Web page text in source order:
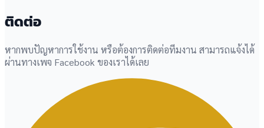
ติดต่อ
หากพบปัญหาการใช้งาน หรือต้องการติดต่อทีมงาน สามารถแจ้งได้
ผ่านทางเพจ Facebook ของเราได้เลย